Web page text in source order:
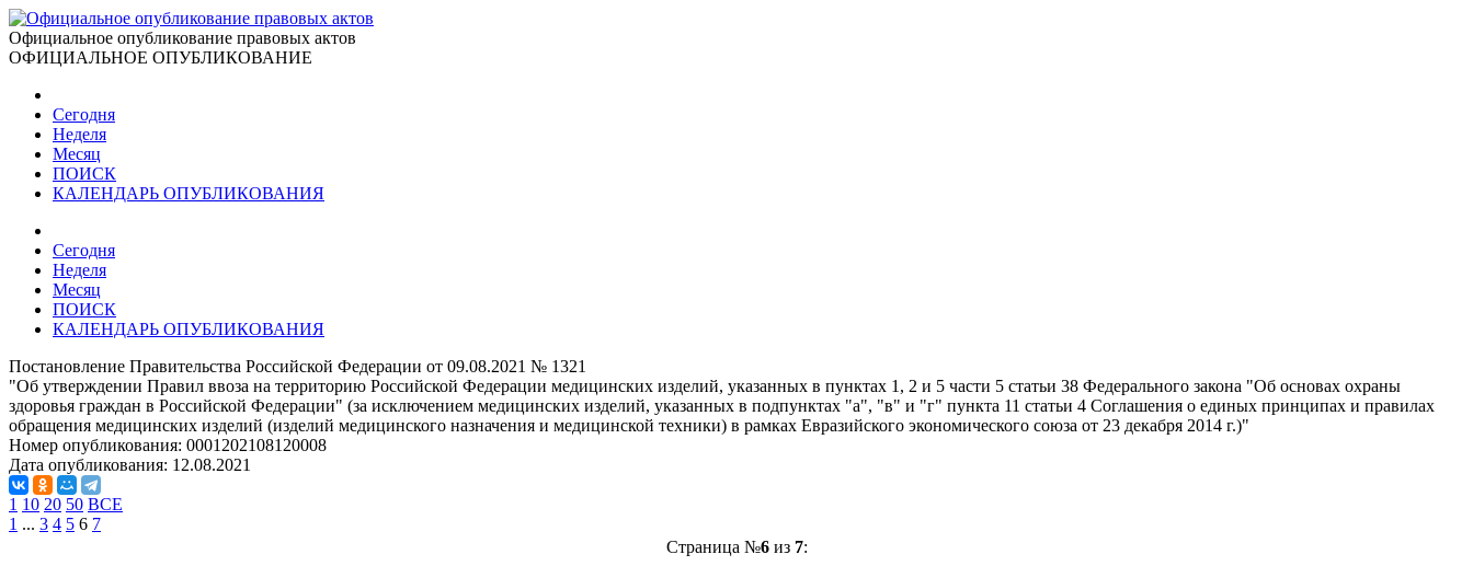
Официальное опубликование правовых актов
ОФИЦИАЛЬНОЕ ОПУБЛИКОВАНИЕ
Сегодня
Неделя
Месяц
ПОИСК
КАЛЕНДАРЬ ОПУБЛИКОВАНИЯ
Сегодня
Неделя
Месяц
ПОИСК
КАЛЕНДАРЬ ОПУБЛИКОВАНИЯ
Постановление Правительства Российской Федерации от 09.08.2021 № 1321
"Об утверждении Правил ввоза на территорию Российской Федерации медицинских изделий, указанных в пунктах 1, 2 и 5 части 5 статьи 38 Федерального закона "Об основах охраны
здоровья граждан в Российской Федерации" (за исключением медицинских изделий, указанных в подпунктах "а", "в" и "г" пункта 11 статьи 4 Соглашения о единых принципах и правилах
обращения медицинских изделий (изделий медицинского назначения и медицинской техники) в рамках Евразийского экономического союза от 23 декабря 2014 г.)"
Номер опубликования: 0001202108120008
Дата опубликования: 12.08.2021
1 10 20 50 ВСЕ
1 ... 3 4 5 6 7
Страница №6из 7: